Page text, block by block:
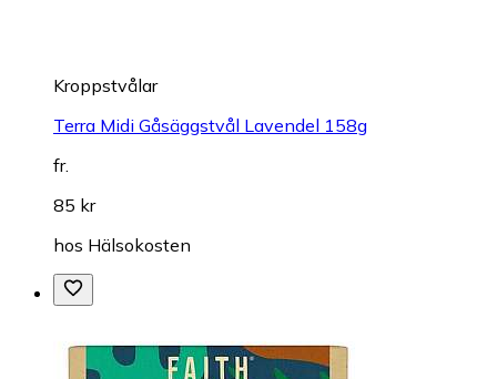
Kroppstvålar
Terra Midi Gåsäggstvål Lavendel 158g
fr.
85 kr
hos Hälsokosten